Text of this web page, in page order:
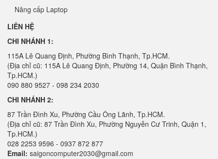
Nâng cấp Laptop
LIÊN HỆ
CHI NHÁNH 1:
115A Lê Quang Định, Phường Bình Thạnh, Tp.HCM.
(Địa chỉ cũ: 115A Lê Quang Định, Phường 14, Quận Bình Thạnh,
Tp.HCM.)
090 880 9527 - 098 234 2030
CHI NHÁNH 2:
87 Trần Đình Xu, Phường Cầu Ông Lãnh, Tp.HCM.
(Địa chỉ cũ: 87 Trần Đình Xu, Phường Nguyễn Cư Trinh, Quận 1,
Tp.HCM.)
028 2253 9596 - 0937 872 877
Email: saigoncomputer2030@gmail.com